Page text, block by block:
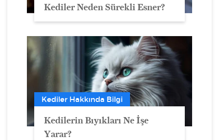
Kediler Neden Sürekli Esner?
Kediler Hakkında Bilgi
Kedilerin Bıyıkları Ne İşe
Yarar?